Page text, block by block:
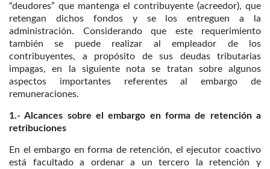
“deudores” que mantenga el contribuyente (acreedor), que
retengan dichos fondos y se los entreguen a la
administración. Considerando que este requerimiento
también se puede realizar al empleador de los
contribuyentes, a propósito de sus deudas tributarias
impagas, en la siguiente nota se tratan sobre algunos
aspectos importantes referentes al embargo de
remuneraciones.
1.- Alcances sobre el embargo en forma de retención a
retribuciones
En el embargo en forma de retención, el ejecutor coactivo
está facultado a ordenar a un tercero la retención y